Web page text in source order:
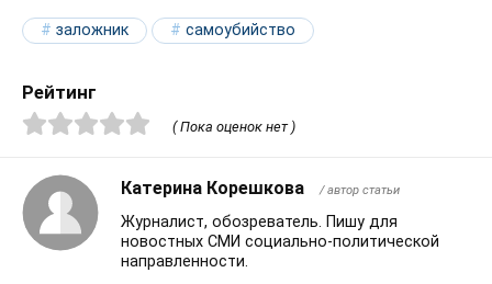
заложник самоубийство
Рейтинг
( Пока оценок нет )
Катерина Корешкова / автор статьи
Журналист, обозреватель. Пишу для
новостных СМИ социально-политической
направленности.